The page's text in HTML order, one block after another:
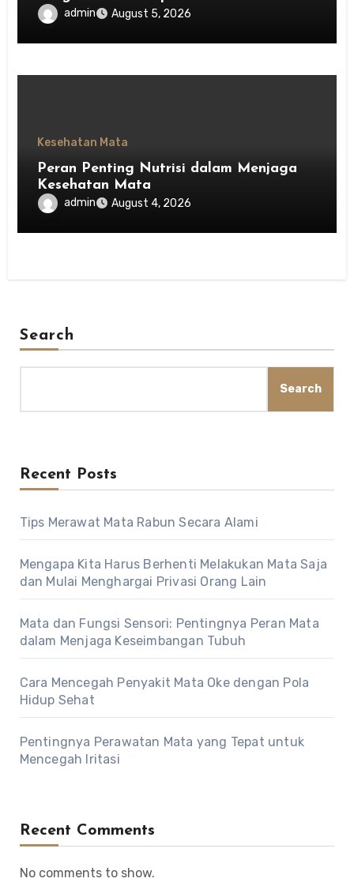
admin August 5, 2026
Kesehatan Mata
Peran Penting Nutrisi dalam Menjaga
Kesehatan Mata
admin August 4, 2026
Search
Search
Recent Posts
Tips Merawat Mata Rabun Secara Alami
Mengapa Kita Harus Berhenti Melakukan Mata Saja
dan Mulai Menghargai Privasi Orang Lain
Mata dan Fungsi Sensori: Pentingnya Peran Mata
dalam Menjaga Keseimbangan Tubuh
Cara Mencegah Penyakit Mata Oke dengan Pola
Hidup Sehat
Pentingnya Perawatan Mata yang Tepat untuk
Mencegah Iritasi
Recent Comments
No comments to show.